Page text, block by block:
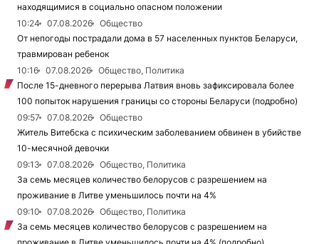
находящимися в социально опасном положении
10:24
07.08.2026
Общество
От непогоды пострадали дома в 57 населенных пунктов Беларуси,
травмирован ребенок
10:16
07.08.2026
Общество, Политика
После 15-дневного перерыва Латвия вновь зафиксировала более
100 попыток нарушения границы со стороны Беларуси (подробно)
09:57
07.08.2026
Общество
Житель Витебска с психическим заболеванием обвинен в убийстве
10-месячной девочки
09:13
07.08.2026
Общество, Политика
За семь месяцев количество белорусов с разрешением на
проживание в Литве уменьшилось почти на 4%
09:10
07.08.2026
Общество, Политика
За семь месяцев количество белорусов с разрешением на